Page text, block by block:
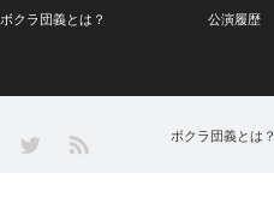
ボクラ団義とは？ 公演履歴
Twitter ボクラ団義とは？